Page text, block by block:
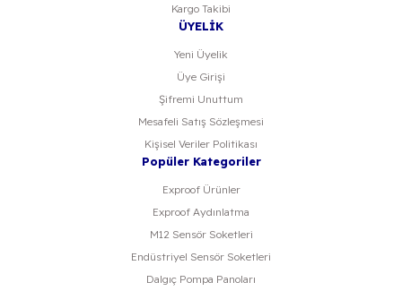
Kargo Takibi
ÜYELİK
Yeni Üyelik
Üye Girişi
Şifremi Unuttum
Mesafeli Satış Sözleşmesi
Kişisel Veriler Politikası
Popüler Kategoriler
Exproof Ürünler
Exproof Aydınlatma
M12 Sensör Soketleri
Endüstriyel Sensör Soketleri
Dalgıç Pompa Panoları